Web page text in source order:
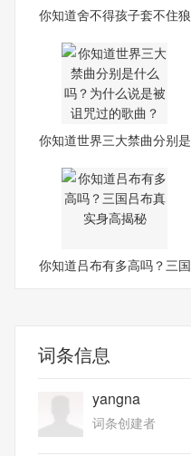
你知道舍不得孩子套不住狼
你知道世界三大禁曲分别是
你知道吕布有多高吗？三国
词条信息
yangna
词条创建者